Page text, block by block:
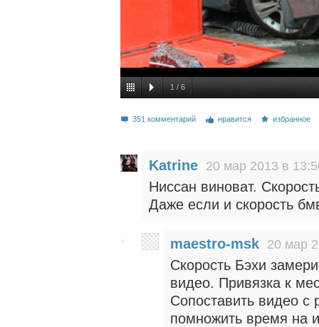
1 / 6
351 комментарий нравится избранное
Katrine 20 мар 2013 в
Ниссан виноват.
Даже если и скорость
maestro-msk 20 мар
Скорость Бэхи
видео. Привязка к
Сопоставить видео
помножить время на